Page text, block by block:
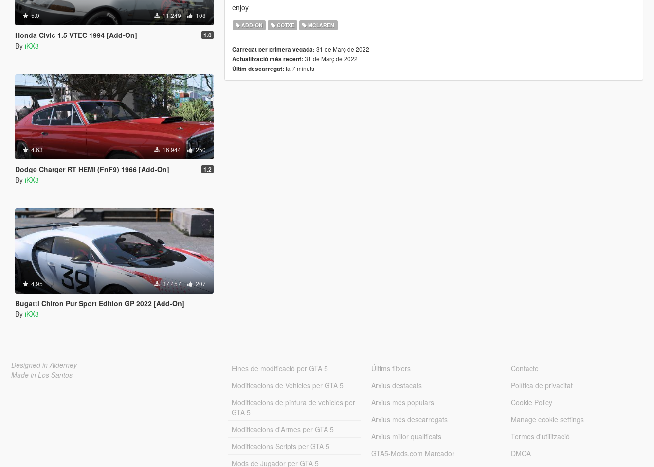
5.0 11.249 108
Honda Civic 1.5 VTEC 1994 [Add-On] 1.0
By iKX3
4.63 16.944 250
Dodge Charger RT HEMI (FnF9) 1966 [Add-On] 1.2
By iKX3
4.95 37.457 207
Bugatti Chiron Pur Sport Edition GP 2022 [Add-On]
By iKX3
enjoy
ADD-ON COTXE MCLAREN
Carregat per primera vegada: 31 de Març de 2022
Actualització més recent: 31 de Març de 2022
Últim descarregat: fa 7 minuts
Designed in Alderney
Made in Los Santos
Eines de modificació per GTA 5
Modificacions de Vehicles per GTA 5
Modificacions de pintura de vehicles per
GTA 5
Modificacions d'Armes per GTA 5
Modificacions Scripts per GTA 5
Mods de Jugador per GTA 5
Últims fitxers
Arxius destacats
Arxius més populars
Arxius més descarregats
Arxius millor qualificats
GTA5-Mods.com Marcador
Contacte
Política de privacitat
Cookie Policy
Manage cookie settings
Termes d'utilització
DMCA